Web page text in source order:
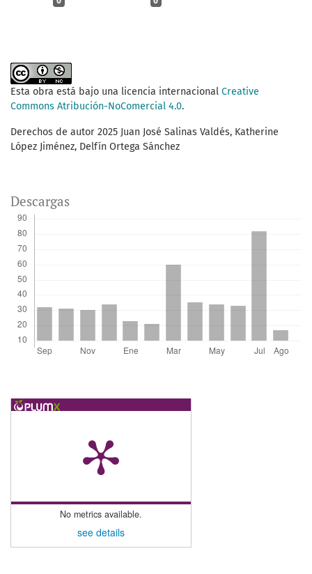
Esta obra está bajo una licencia internacional Creative
Commons Atribución-NoComercial 4.0.
Derechos de autor 2025 Juan José Salinas Valdés, Katherine
López Jiménez, Delfín Ortega Sánchez
Descargas
No metrics available.
see details